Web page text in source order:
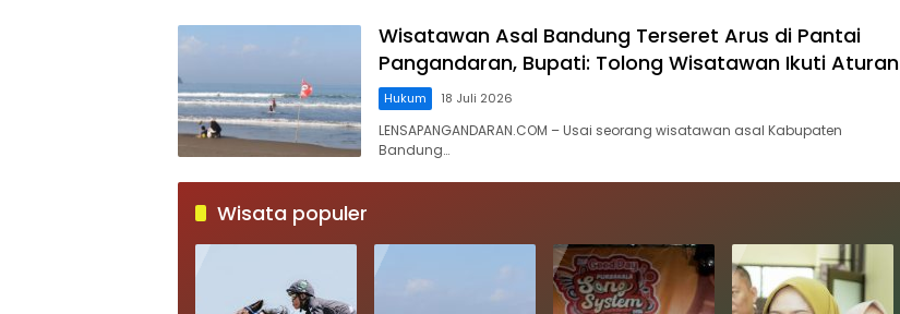
Wisatawan Asal Bandung Terseret Arus di Pantai
Pangandaran, Bupati: Tolong Wisatawan Ikuti Aturan
Hukum 18 Juli 2026
LENSAPANGANDARAN.COM – Usai seorang wisatawan asal Kabupaten
Bandung…
Wisata populer